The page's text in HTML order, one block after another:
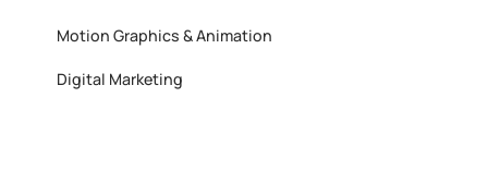
Motion Graphics & Animation
Digital Marketing